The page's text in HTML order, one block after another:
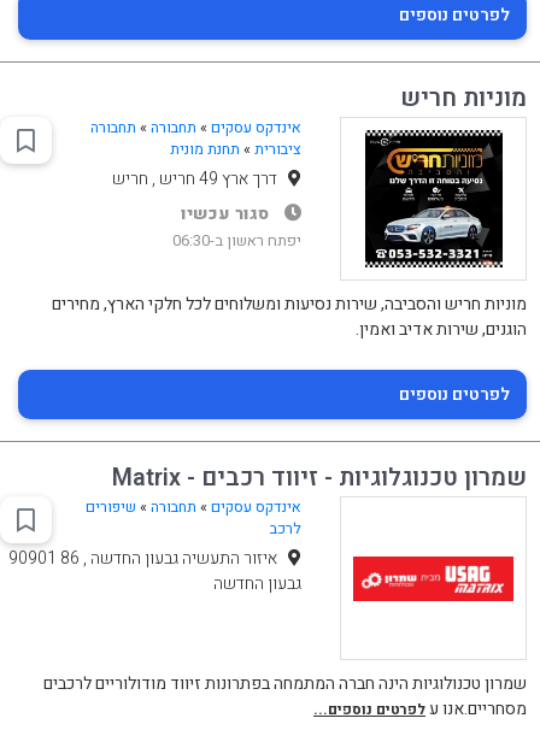
לפרטים נוספים
מוניות חריש
אינדקס עסקים » תחבורה» תחבורה
ציבורית» תחנת מונית
דרך ארץ 49 חריש , חריש
סגור עכשיו
יפתח ראשון ב-06:30
מוניות חריש והסביבה, שירות נסיעות ומשלוחים לכל חלקי הארץ, מחירים
הוגנים, שירות אדיב ואמין.
לפרטים נוספים
שמרון טכנוגלוגיות - זיווד רכבים - Matrix
אינדקס עסקים » תחבורה» שיפורים
לרכב
איזור התעשיה גבעון החדשה , 86 90901
גבעון החדשה
שמרון טכנולוגיות הינה חברה המתמחה בפתרונות זיווד מודולוריים לרכבים
מסחריים.אנו עלפרטים נוספים...